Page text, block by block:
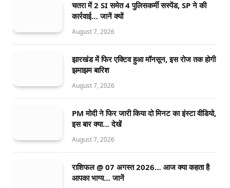
चतरा में 2 SI समेत 4 पुलिसकर्मी सस्पेंड, SP ने की
कार्रवाई… जानें क्यों
August 7, 2026
झारखंड में फिर एक्टिव हुआ मॉनसून, इस रोज तक होगी
झमाझम बारिश
August 7, 2026
PM मोदी ने फिर जारी किया दो मिनट का इंस्टा वीडियो,
इस बार क्या… देखें
August 7, 2026
राशिफल @ 07 अगस्त 2026… आज क्या कहता है
आपका भाग्य… जानें